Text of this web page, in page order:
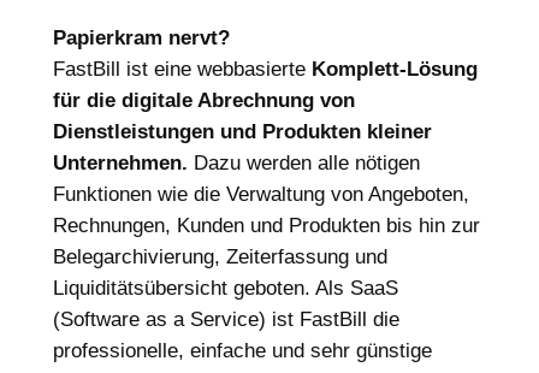
Papierkram nervt?
FastBill ist eine webbasierte Komplett-Lösung
für die digitale Abrechnung von
Dienstleistungen und Produkten kleiner
Unternehmen. Dazu werden alle nötigen
Funktionen wie die Verwaltung von Angeboten,
Rechnungen, Kunden und Produkten bis hin zur
Belegarchivierung, Zeiterfassung und
Liquiditätsübersicht geboten. Als SaaS
(Software as a Service) ist FastBill die
professionelle, einfache und sehr günstige